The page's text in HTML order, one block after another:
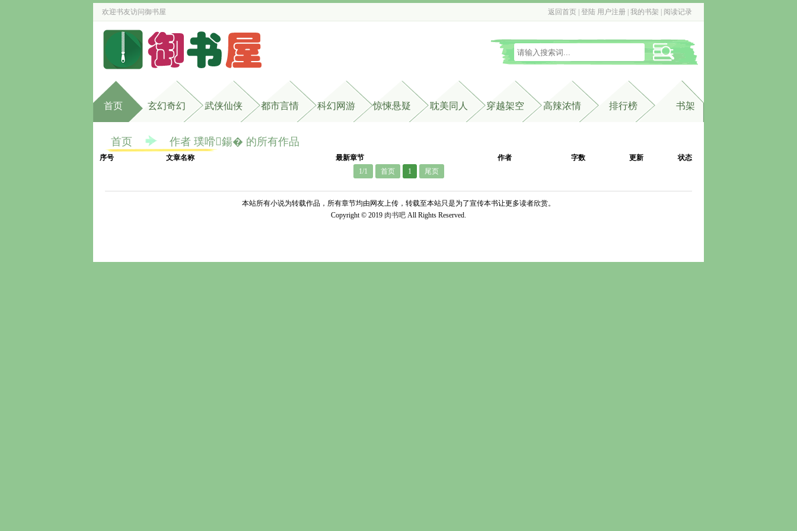
欢迎书友访问御书屋 返回首页 登陆 用户注册 我的书架 阅读记录
首页 玄幻奇幻 武侠仙侠 都市言情 科幻网游 惊悚悬疑 耽美同人 穿越架空 高辣浓情 排行榜 书架
首页 作者 璞嗗鍚� 的所有作品
序号 文章名称 最新章节 作者 字数 更新
状态
1/1
首页 1 尾页
本站所有小说为转载作品，所有章节均由网友上传，转载至本站只是为了宣传本书让更多读者欣赏。
Copyright © 2019 肉书吧 All Rights Reserved.